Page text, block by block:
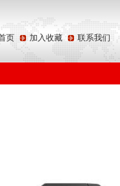
页 加入收藏 联系我们